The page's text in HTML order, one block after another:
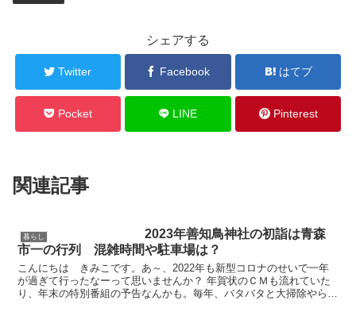
シェアする
Twitter Facebook はてブ
Pocket LINE Pinterest
関連記事
暮らし
2023年善知鳥神社の初詣は青森
市一の行列 混雑時間や駐車場は？
こんにちは きみこです。あ～、2022年も新型コロナのせいで一年
が過ぎて行ったなーって思いませんか？ 年賀状のＣＭも流れていた
り、年末の特別番組の予告なんかも。毎年、バタバタと大掃除やら、